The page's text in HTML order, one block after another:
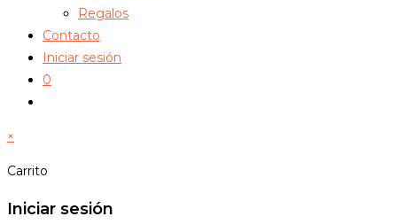
Regalos
Contacto
Iniciar sesión
0
la
×
Carrito
Iniciar sesión